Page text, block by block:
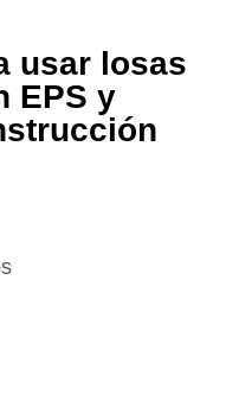
usar losas
EPS y